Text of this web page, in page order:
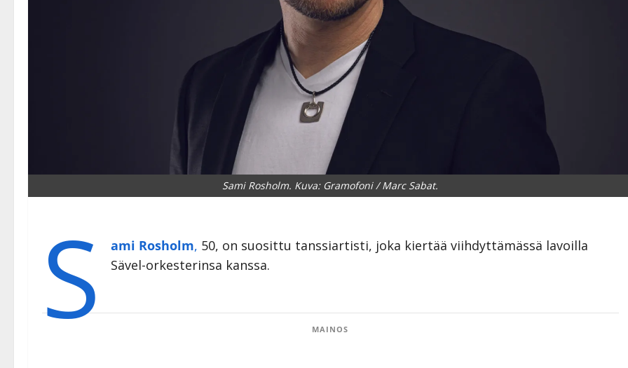
Sami Rosholm. Kuva: Gramofoni / Marc Sabat.
S ami Rosholm, 50, on suosittu tanssiartisti, joka kiertää viihdyttämässä lavoilla
Sävel-orkesterinsa kanssa.
MAINOS